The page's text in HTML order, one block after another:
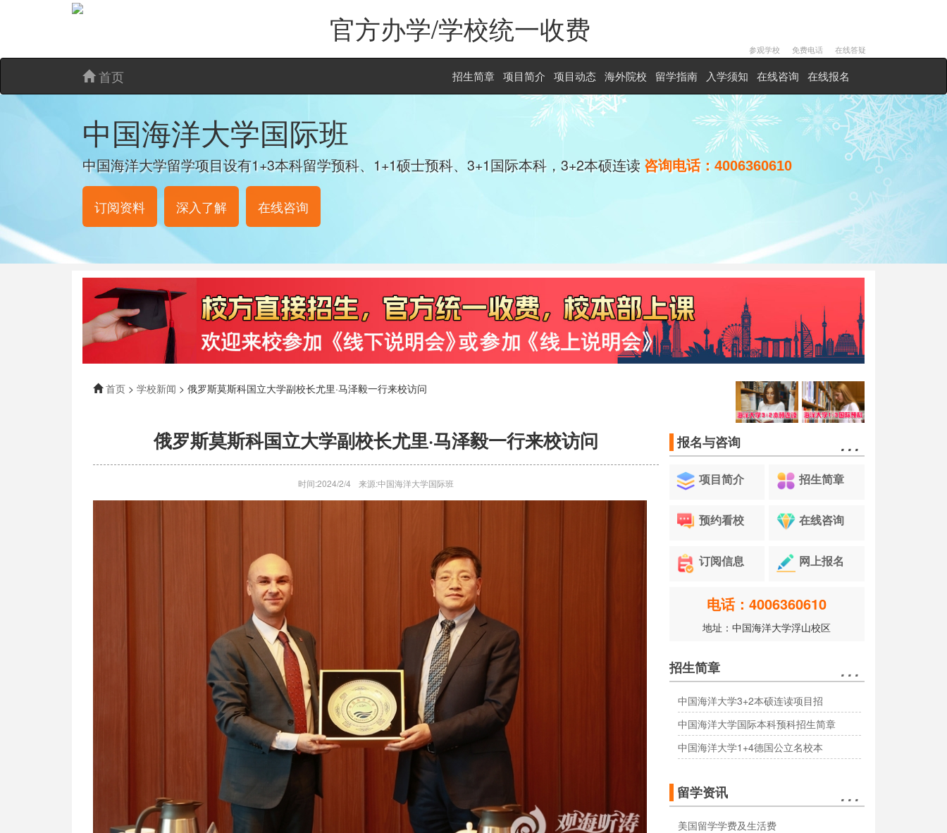
官方办学/学校统一收费
在线答疑
免费电话
参观学校
首页 招生简章 项目简介 项目动态 海外院校 留学指南 入学须知 在线咨询 在线报名
中国海洋大学国际班
中国海洋大学留学项目设有1+3本科留学预科、1+1硕士预科、3+1国际本科，3+2本硕连读 咨询电话： 4006360610
订阅资料 深入了解 在线咨询
报名与咨询 …
项目简介 招生简章
预约看校 在线咨询
订阅信息 网上报名
电话：4006360610
地址：中国海洋大学浮山校区
招生简章 …
中国海洋大学3+2本硕连读项目招
中国海洋大学国际本科预科招生简章
中国海洋大学1+4德国公立名校本
留学资讯 …
美国留学学费及生活费
首页 > 学校新闻 > 俄罗斯莫斯科国立大学副校长尤里·马泽毅一行来校访问
俄罗斯莫斯科国立大学副校长尤里·马泽毅一行来校访问
时间:2024/2/4 来源:中国海洋大学国际班